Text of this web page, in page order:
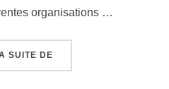
organisations …
SUITE DE